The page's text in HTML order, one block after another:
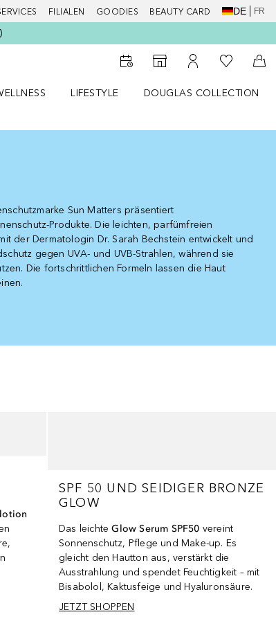
FILIALEN GOODIES BEAUTY CARD DE FR
Zum Storefinder
Zu Meinem
Zu Meiner
LIFESTYLE
DOUGLAS COLLECTION
Sun Matters präsentiert
Produkte. Die leichten, parfümfreien
der Dermatologin Dr. Sarah Bechstein entwickelt und
gegen UVA- und UVB-Strahlen, während sie
Die fortschrittlichen Formeln lassen die Haut
SPF 50 UND SEIDIGER BRONZE
GLOW
Das leichteGlow Serum SPF50 vereint
Sonnenschutz, Pflege und Make‑up. Es
gleicht den Hautton aus, verstärkt die
Ausstrahlung und spendet Feuchtigkeit – mit
Bisabolol, Kaktusfeige und Hyaluronsäure.
JETZT SHOPPEN